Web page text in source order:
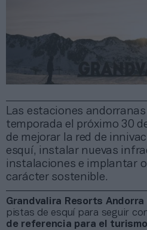
Las estaciones
temporada el próximo 30
de mejorar la red de
esquí, instalar nuevas
instalaciones e implantar
carácter sostenible.
Grandvalira Resorts Andorra
pistas de esquí para seguir
de referencia para el